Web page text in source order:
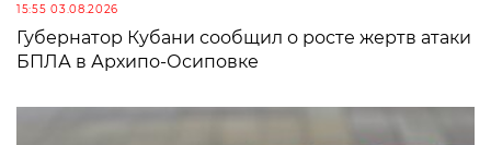
15:55 03.08.2026
Губернатор Кубани сообщил о росте жертв атаки
БПЛА в Архипо-Осиповке